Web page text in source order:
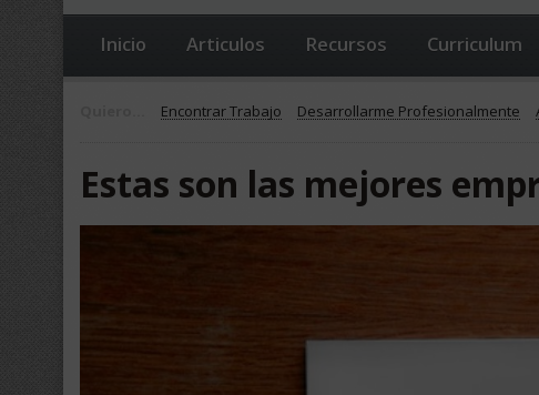
Inicio Articulos Recursos Curriculum
Encontrar Trabajo Desarrollarme Profesionalmente
Estas son las mejores